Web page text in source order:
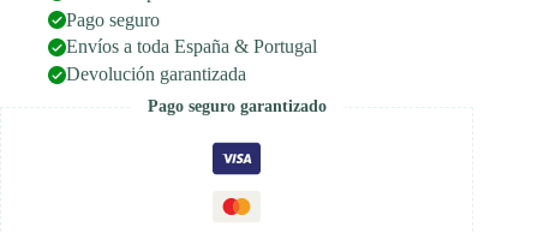
Pago seguro
Envíos a toda España & Portugal
Devolución garantizada
Pago seguro garantizado